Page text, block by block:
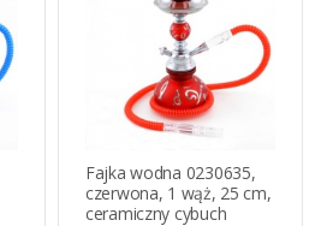
Fajka wodna 0230635,
czerwona, 1 wąż, 25 cm,
ceramiczny cybuch